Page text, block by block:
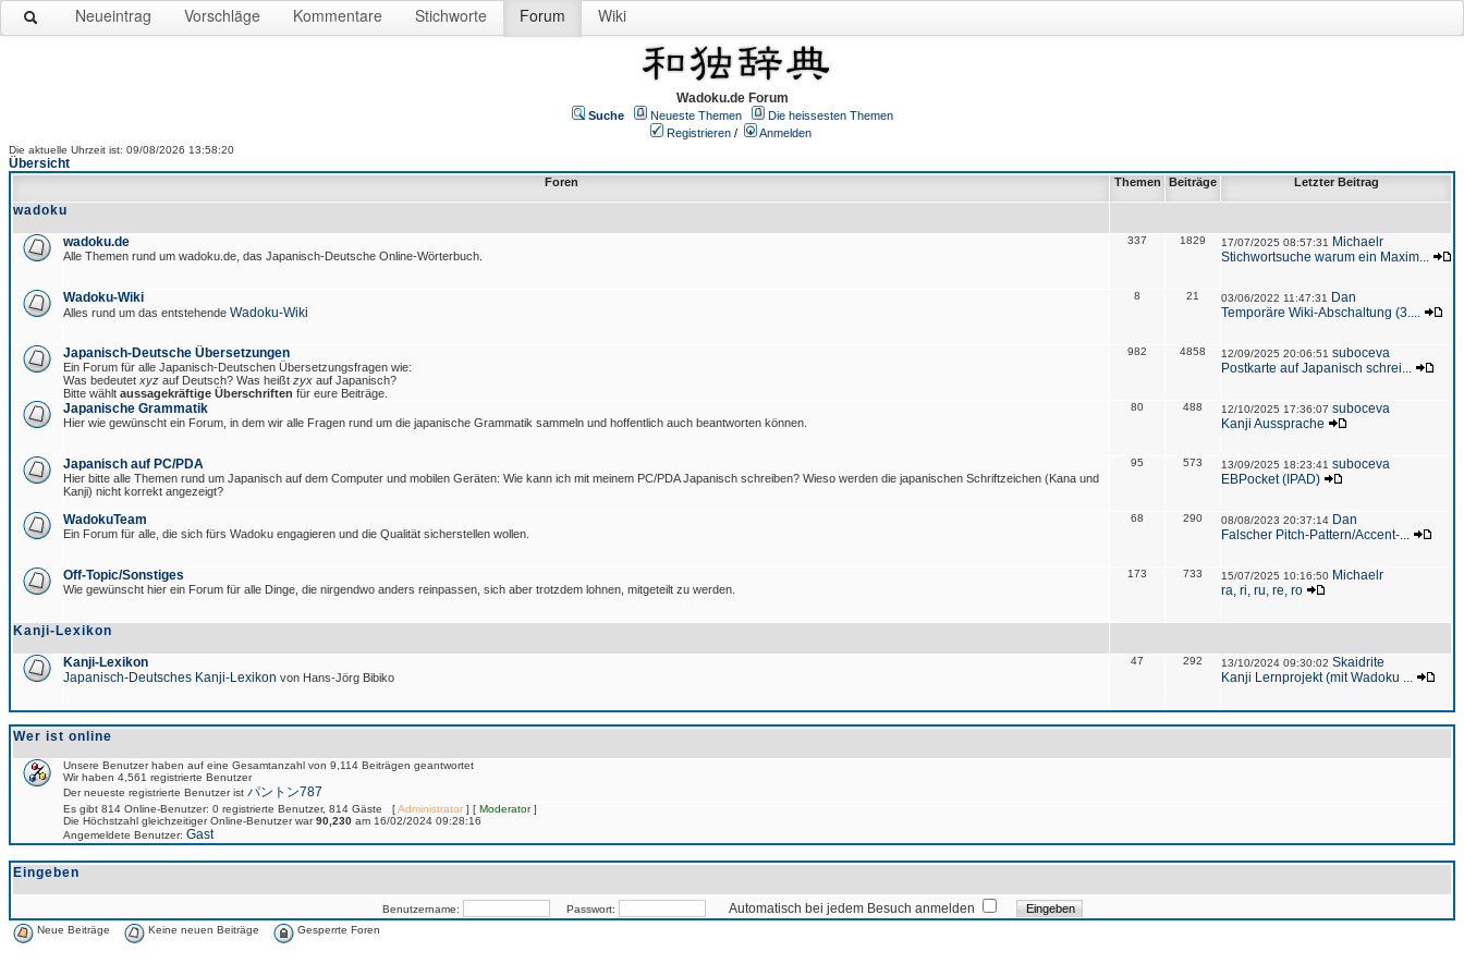
Neueintrag Vorschläge Kommentare Stichworte Forum Wiki
Wadoku.de Forum
Suche Neueste Themen
Die heissesten Themen
Registrieren / Anmelden
Die aktuelle Uhrzeit ist: 09/08/2026 13:58:20
Übersicht
Foren Themen Beiträge Letzter Beitrag
wadoku
wadoku.de
Alle Themen rund um wadoku.de, das Japanisch-Deutsche Online-Wörterbuch.
337 1829 17/07/2025 08:57:31
Michaelr
Stichwortsuche warum ein Maxim...
Wadoku-Wiki
Alles rund um das entstehende Wadoku-Wiki
8 21 03/06/2022 11:47:31
Dan
Temporäre Wiki-Abschaltung (3....
Japanisch-Deutsche Übersetzungen
Ein Forum für alle Japanisch-Deutschen Übersetzungsfragen wie:
Was bedeutet xyz auf Deutsch? Was heißt zyx auf Japanisch?
Bitte wählt aussagekräftige Überschriften für eure Beiträge.
982 4858 12/09/2025 20:06:51 suboceva
Postkarte auf Japanisch schrei...
Japanische Grammatik
Hier wie gewünscht ein Forum, in dem wir alle Fragen rund um die japanische Grammatik sammeln und hoffentlich auch beantworten können.
80 488 12/10/2025 17:36:07 suboceva
Kanji Aussprache
Japanisch auf PC/PDA
Hier bitte alle Themen rund um Japanisch auf dem Computer und mobilen Geräten: Wie kann ich mit meinem PC/PDA Japanisch schreiben? Wieso werden die japanischen Schriftzeichen (Kana und
Kanji) nicht korrekt angezeigt?
95 573 13/09/2025 18:23:41 suboceva
EBPocket (IPAD)
WadokuTeam
Ein Forum für alle, die sich fürs Wadoku engagieren und die Qualität sicherstellen wollen.
68 290 08/08/2023 20:37:14 Dan
Falscher Pitch-Pattern/Accent-...
Off-Topic/Sonstiges
Wie gewünscht hier ein Forum für alle Dinge, die nirgendwo anders reinpassen, sich aber trotzdem lohnen, mitgeteilt zu werden.
173 733 15/07/2025 10:16:50 Michaelr
ra, ri, ru, re, ro
Kanji-Lexikon
Kanji-Lexikon
Japanisch-Deutsches Kanji-Lexikon von Hans-Jörg Bibiko
47 292 13/10/2024 09:30:02 Skaidrite
Kanji Lernprojekt (mit Wadoku ...
Wer ist online
Unsere Benutzer haben auf eine Gesamtanzahl von 9,114 Beiträgen geantwortet
Wir haben 4,561 registrierte Benutzer
Der neueste registrierte Benutzer ist パントン787
Es gibt 814 Online-Benutzer: 0 registrierte Benutzer, 814 Gäste [Administrator] [ Moderator]
Die Höchstzahl gleichzeitiger Online-Benutzer war90,230 am 16/02/2024 09:28:16
Angemeldete Benutzer: Gast
Eingeben
Benutzername: Passwort: Automatisch bei jedem Besuch anmelden
Neue Beiträge Keine neuen Beiträge Gesperrte Foren